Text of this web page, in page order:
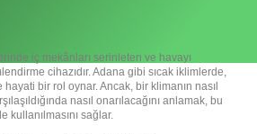
iç mekânları serinleten ve havayı
cihazıdır. Adana gibi sıcak iklimlerde,
bir rol oynar. Ancak, bir klimanın nasıl
nasıl onarılacağını anlamak, bu
kullanılmasını sağlar.